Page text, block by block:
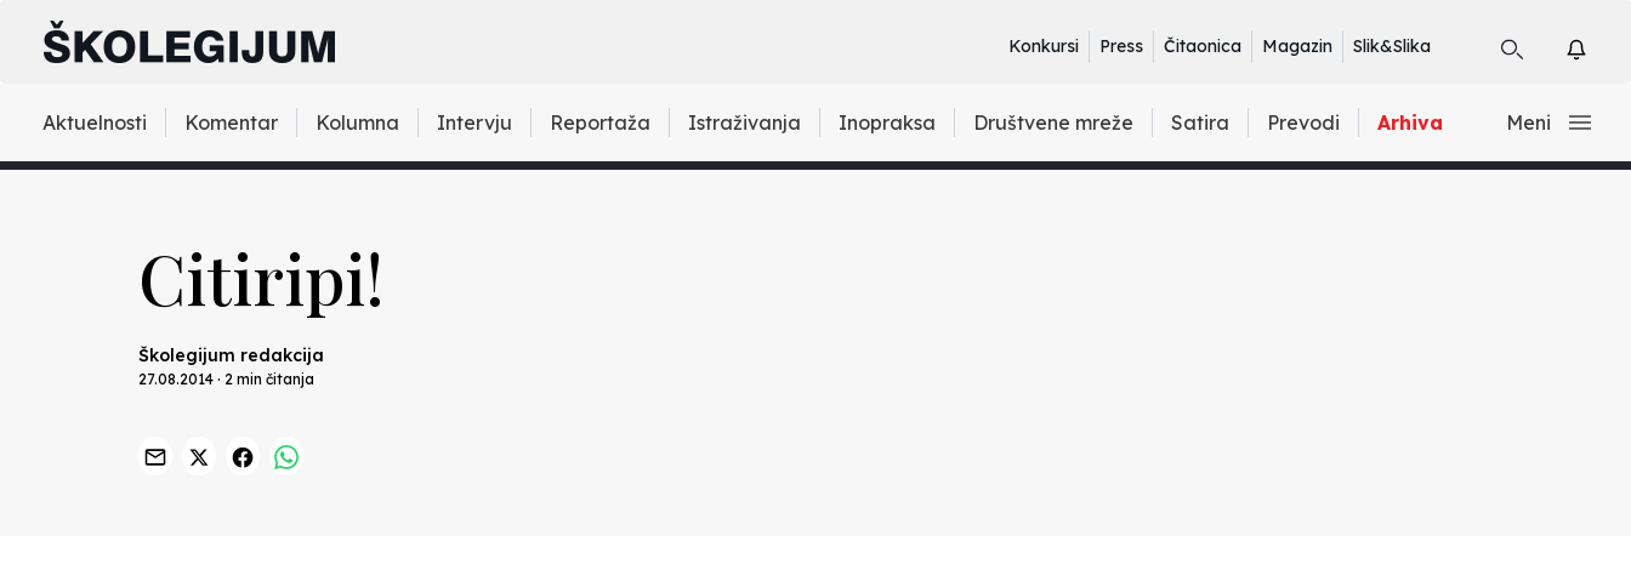
Konkursi Press Čitaonica Magazin Slik&Slika
Aktuelnosti Komentar Kolumna Intervju Reportaža Istraživanja Inopraksa Društvene mreže Satira Prevodi Arhiva Meni
Citiripi!
Školegijum redakcija
27.08.2014 · 2 min čitanja